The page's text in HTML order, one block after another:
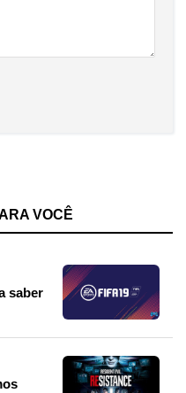
VOCÊ
saber